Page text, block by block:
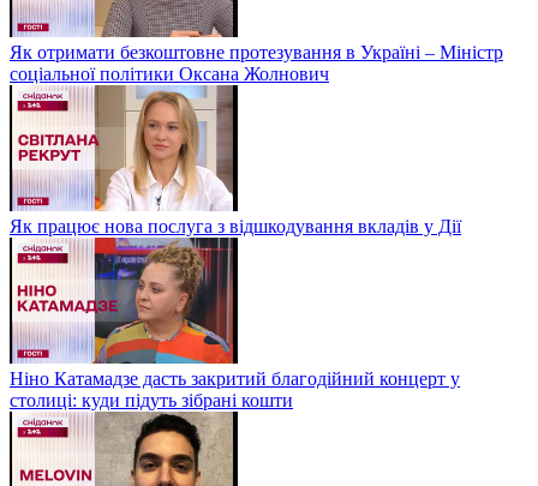
Як отримати безкоштовне протезування в Україні – Міністр
соціальної політики Оксана Жолнович
Як працює нова послуга з відшкодування вкладів у Дії
Ніно Катамадзе дасть закритий благодійний концерт у
столиці: куди підуть зібрані кошти